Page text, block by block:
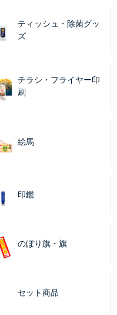
ティッシュ・除菌グッ
ズ
チラシ・フライヤー印
刷
絵馬
印鑑
のぼり旗・旗
セット商品